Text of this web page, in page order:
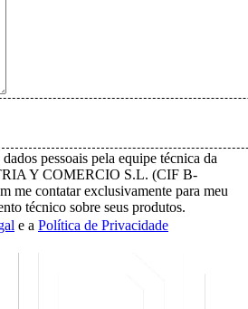
pessoais pela equipe técnica da
Y COMERCIO S.L. (CIF B-
me contatar exclusivamente para meu
técnico sobre seus produtos.
e a Política de Privacidade